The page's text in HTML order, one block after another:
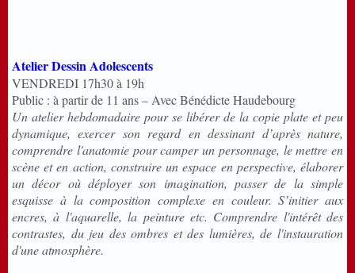
Atelier Dessin Adolescents
VENDREDI 17h30 à 19h
Public : à partir de 11 ans – Avec Bénédicte Haudebourg
Un atelier hebdomadaire pour se libérer de la copie plate et peu
dynamique, exercer son regard en dessinant d’après nature,
comprendre l'anatomie pour camper un personnage, le mettre en
scène et en action, construire un espace en perspective, élaborer
un décor où déployer son imagination, passer de la simple
esquisse à la composition complexe en couleur. S’initier aux
encres, à l'aquarelle, la peinture etc. Comprendre l'intérêt des
contrastes, du jeu des ombres et des lumières, de l'instauration
d'une atmosphère.